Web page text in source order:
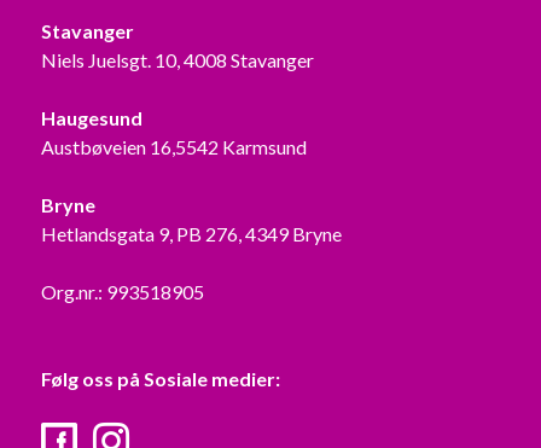
Stavanger
Niels Juelsgt. 10, 4008 Stavanger
Haugesund
Austbøveien 16,5542 Karmsund
Bryne
Hetlandsgata 9, PB 276, 4349 Bryne
Org.nr.: 993518905
Følg oss på Sosiale medier:
FacebookInstagram